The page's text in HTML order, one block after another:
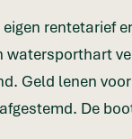
rentetarief
Geld lenen
De